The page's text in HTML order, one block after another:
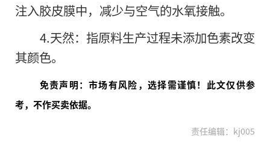
注入胶皮膜中，减少与空气的水氧接触。
4.天然：指原料生产过程未添加色素改变
其颜色。
免责声明：市场有风险，选择需谨慎！此文仅供参
考，不作买卖依据。
责任编辑：kj005